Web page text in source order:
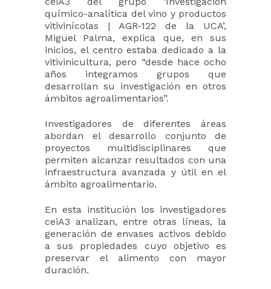
químico-analítica del vino y productos
vitivinícolas | AGR-122 de la UCA’,
Miguel Palma, explica que, en sus
inicios, el centro estaba dedicado a la
vitivinicultura, pero “desde hace ocho
años integramos grupos que
desarrollan su investigación en otros
ámbitos agroalimentarios”.
Investigadores de diferentes áreas
abordan el desarrollo conjunto de
proyectos multidisciplinares que
permiten alcanzar resultados con una
infraestructura avanzada y útil en el
ámbito agroalimentario.
En esta institución los investigadores
ceiA3 analizan, entre otras líneas, la
generación de envases activos debido
a sus propiedades cuyo objetivo es
preservar el alimento con mayor
duración.